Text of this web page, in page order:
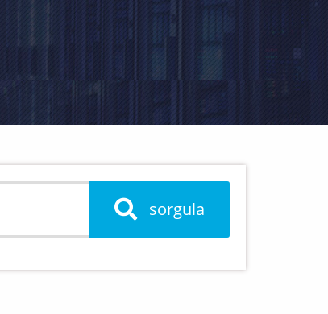
sorgula